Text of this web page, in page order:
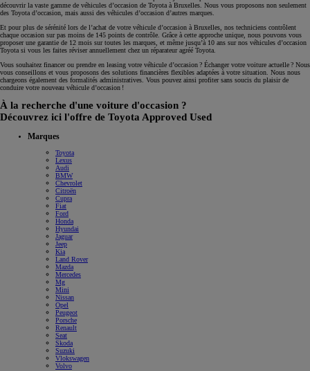
découvrir la vaste gamme de véhicules d’occasion de Toyota à Bruxelles. Nous vous proposons non seulement
des Toyota d’occasion, mais aussi des véhicules d’occasion d’autres marques.
Et pour plus de sérénité lors de l’achat de votre véhicule d’occasion à Bruxelles, nos techniciens contrôlent
chaque occasion sur pas moins de 145 points de contrôle. Grâce à cette approche unique, nous pouvons vous
proposer une garantie de 12 mois sur toutes les marques, et même jusqu’à 10 ans sur nos véhicules d’occasion
Toyota si vous les faites réviser annuellement chez un réparateur agréé Toyota.
Vous souhaitez financer ou prendre en leasing votre véhicule d’occasion ? Échanger votre voiture actuelle ? Nous
vous conseillons et vous proposons des solutions financières flexibles adaptées à votre situation. Nous nous
chargeons également des formalités administratives. Vous pouvez ainsi profiter sans soucis du plaisir de
conduire votre nouveau véhicule d’occasion !
À la recherche d'une voiture d'occasion ?
Découvrez ici l'offre de Toyota Approved Used
Marques
Toyota
Lexus
Audi
BMW
Chevrolet
Citroën
Cupra
Fiat
Ford
Honda
Hyundai
Jaguar
Jeep
Kia
Land Rover
Mazda
Mercedes
Mg
Mini
Nissan
Opel
Peugeot
Porsche
Renault
Seat
Skoda
Suzuki
Vlokswagen
Volvo